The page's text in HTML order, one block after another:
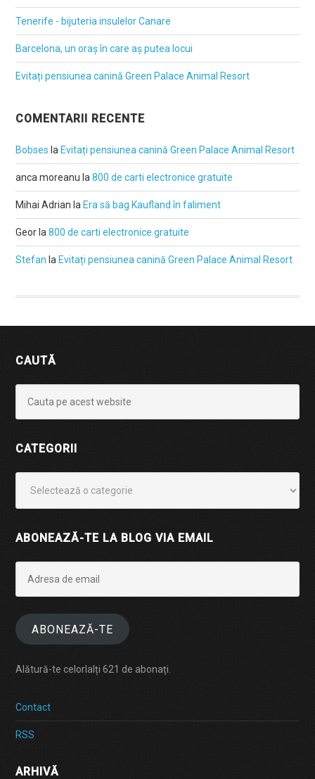
Tenerife - bijuteria insulelor Canare
Barcelona, un oraș în care aș putea locui
Evitați pensiunea canină Green Palace Animal Resort
COMENTARII RECENTE
Bobses la Evitați pensiunea canină Green Palace Animal Resort
anca moreanu la800 de carti electronice gratuite
Mihai Adrian la Era să bag Kaufland în faliment
Geor la800 de carti electronice gratuite
Stefan la Evitați pensiunea canină Green Palace Animal Resort
CAUTĂ
CATEGORII
ABONEAZĂ-TE LA BLOG VIA EMAIL
email
ABONEAZĂ-TE
Alătură-te celorlalți 621 de abonați.
Contact
RSS
ARHIVĂ